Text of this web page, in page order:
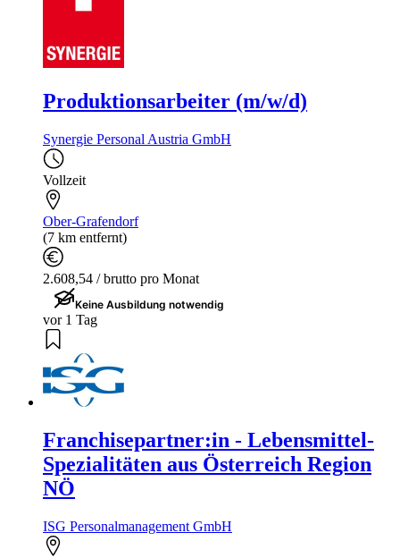
Produktionsarbeiter (m/w/d)
Synergie Personal Austria GmbH
Vollzeit
Ober-Grafendorf
(7 km entfernt)
2.608,54 / brutto pro Monat
Keine Ausbildung notwendig
vor 1 Tag
Franchisepartner:in - Lebensmittel-
Spezialitäten aus Österreich Region
NÖ
ISG Personalmanagement GmbH